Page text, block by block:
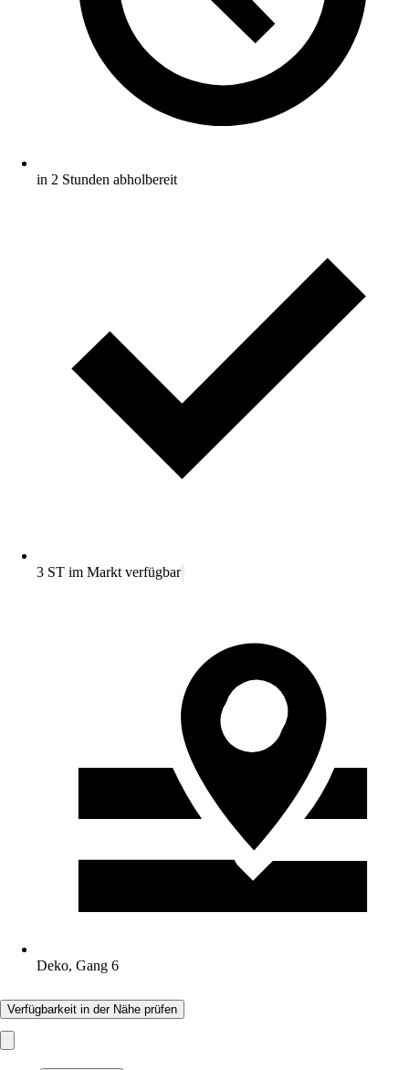
in 2 Stunden abholbereit
3 ST im Markt verfügbar
Deko, Gang 6
Verfügbarkeit in der Nähe prüfen